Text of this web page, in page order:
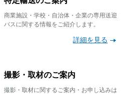
商業施設・学校・自治体・企業の専用送迎
バスに関する情報をご紹介します。
詳細を見る
撮影・取材のご案内
撮影・取材に関するご案内・お申し込みは